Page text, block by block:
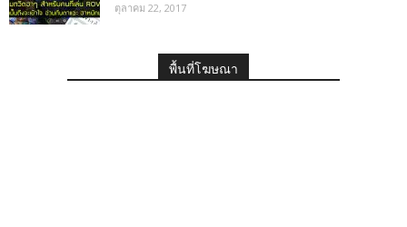
ตุลาคม 22, 2017
พื้นที่โฆษณา